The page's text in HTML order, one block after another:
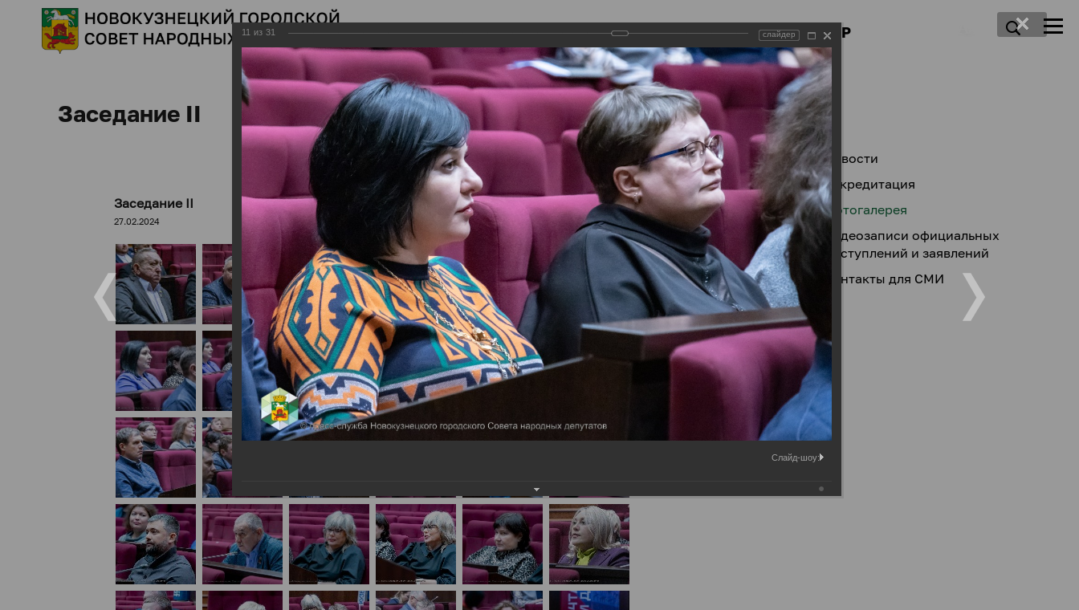
ДЕПУТАТЫ ПРАВОТВОРЧЕСТВО ПРЕСС-ЦЕНТР
Заседание II
Заседание II
27.02.2024
Новости
Аккредитация
Фотогалерея
Видеозаписи официальных
выступлений и заявлений
Контакты для СМИ
11 из 31 слайдер
Слайд-шоу: